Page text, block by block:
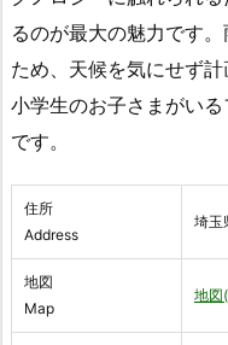
るのが最大の魅力です
ため、天候を気にせず
小学生のお子さまがい
です。
住所
Address
埼玉
地図
Map
地図